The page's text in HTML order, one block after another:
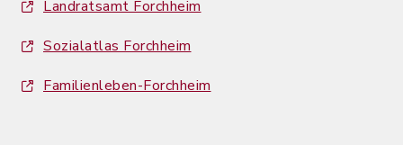
Landratsamt Forchheim
Sozialatlas Forchheim
Familienleben-Forchheim